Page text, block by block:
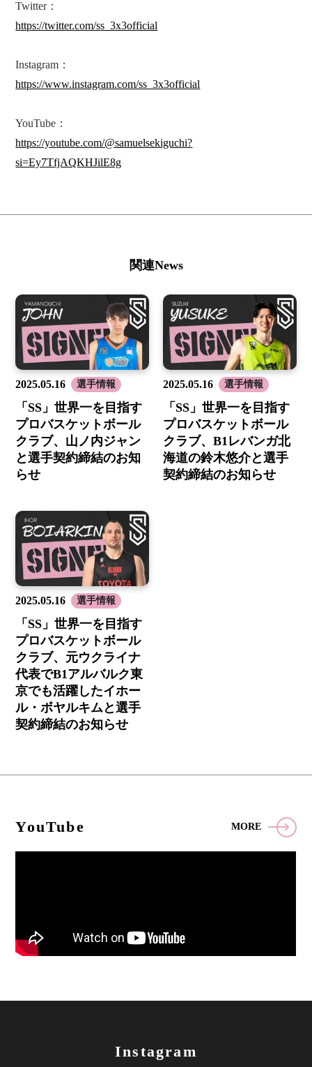
Twitter：
https://twitter.com/ss_3x3official
Instagram：
https://www.instagram.com/ss_3x3official
YouTube：
https://youtube.com/@samuelsekiguchi?
si=Ey7TfjAQKHJilE8g
関連News
2025.05.16 選手情報
「SS」世界一を目指す
プロバスケットボール
クラブ、山ノ内ジャン
と選手契約締結のお知
らせ
2025.05.16 選手情報
「SS」世界一を目指す
プロバスケットボール
クラブ、B1レバンガ北
海道の鈴木悠介と選手
契約締結のお知らせ
2025.05.16 選手情報
「SS」世界一を目指す
プロバスケットボール
クラブ、元ウクライナ
代表でB1アルバルク東
京でも活躍したイホー
ル・ボヤルキムと選手
契約締結のお知らせ
YouTube MORE
Instagram